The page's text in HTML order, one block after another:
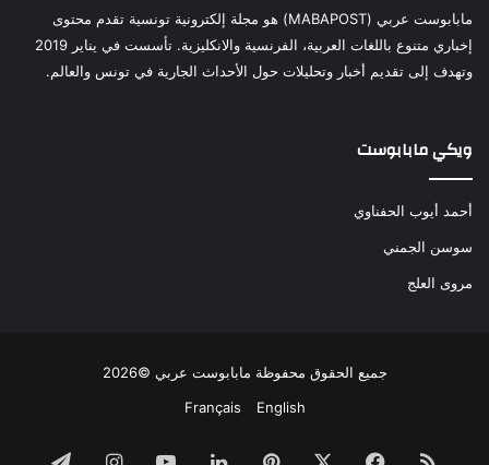
مابابوست عربي (MABAPOST) هو مجلة إلكترونية تونسية تقدم محتوى
إخباري متنوع باللغات العربية، الفرنسية والانكليزية. تأسست في يناير 2019
وتهدف إلى تقديم أخبار وتحليلات حول الأحداث الجارية في تونس والعالم.
ويكي مابابوست
أحمد أيوب الحفناوي
سوسن الجمني
مروى العلج
جميع الحقوق محفوظة مابابوست عربي ©2026
English
Français